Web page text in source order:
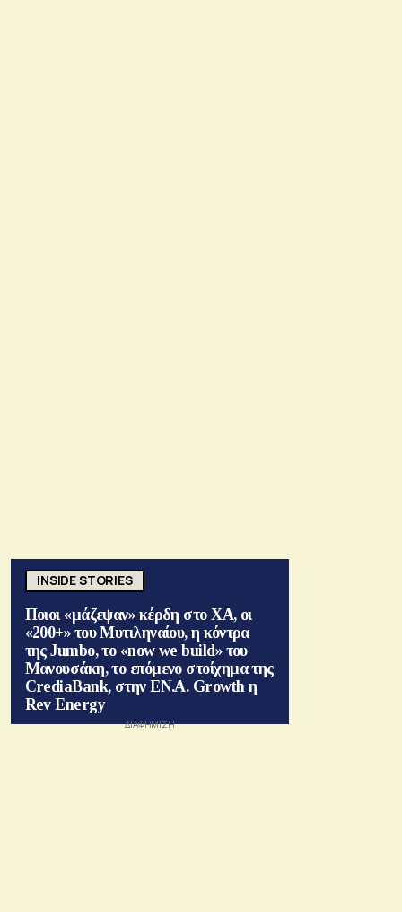
INSIDE STORIES
Ποιοι «μάζεψαν» κέρδη στο ΧΑ, οι
«200+» του Μυτιληναίου, η κόντρα
της Jumbo, το «now we build» του
Μανουσάκη, το επόμενο στοίχημα της
CrediaBank, στην ΕΝ.Α. Growth η
Rev Energy